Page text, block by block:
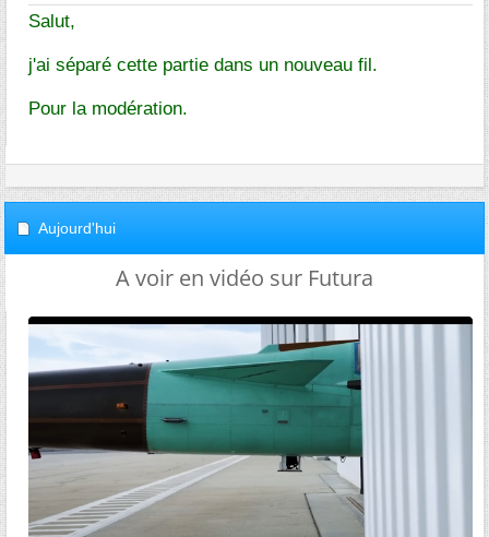
Salut,
j'ai séparé cette partie dans un nouveau fil.
Pour la modération.
Aujourd'hui
A voir en vidéo sur Futura